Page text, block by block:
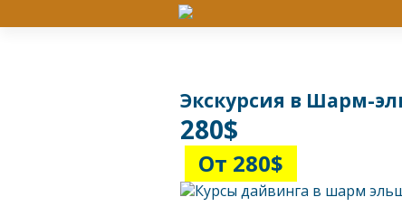
Экскурсия в Шарм-
280$
От 280$